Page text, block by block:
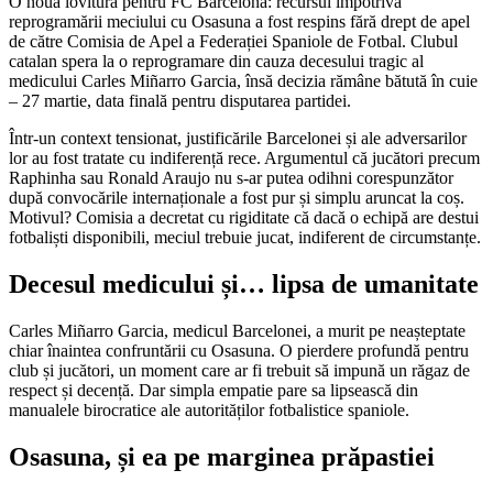
reprogramării meciului cu Osasuna a fost respins fără drept de apel
de către Comisia de Apel a Federației Spaniole de Fotbal. Clubul
catalan spera la o reprogramare din cauza decesului tragic al
medicului Carles Miñarro Garcia, însă decizia rămâne bătută în cuie
– 27 martie, data finală pentru disputarea partidei.
Într-un context tensionat, justificările Barcelonei și ale adversarilor
lor au fost tratate cu indiferență rece. Argumentul că jucători precum
Raphinha sau Ronald Araujo nu s-ar putea odihni corespunzător
după convocările internaționale a fost pur și simplu aruncat la coș.
Motivul? Comisia a decretat cu rigiditate că dacă o echipă are destui
fotbaliști disponibili, meciul trebuie jucat, indiferent de circumstanțe.
Decesul medicului și… lipsa de umanitate
Carles Miñarro Garcia, medicul Barcelonei, a murit pe neașteptate
chiar înaintea confruntării cu Osasuna. O pierdere profundă pentru
club și jucători, un moment care ar fi trebuit să impună un răgaz de
respect și decență. Dar simpla empatie pare sa lipsească din
manualele birocratice ale autorităților fotbalistice spaniole.
Osasuna, și ea pe marginea prăpastiei